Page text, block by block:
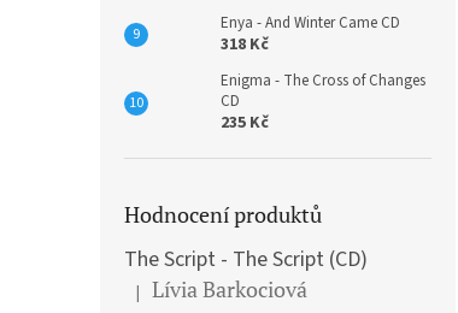
Enya - And Winter Came CD
318 Kč
Enigma - The Cross of Changes
CD
235 Kč
Hodnocení produktů
The Script - The Script (CD)
Hodnocení produktu je 5 z 5 hvězdiček.
| Lívia Barkociová